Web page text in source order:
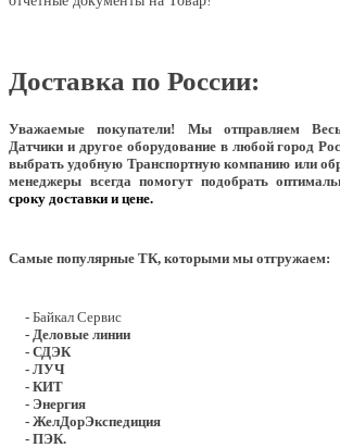
Доставка по России:
Уважаемые покупатели! Мы отправляем
Датчики и другое оборудование в любой город
выбрать удобную Транспортную компанию или
менеджеры всегда помогут подобрать
сроку доставки и цене.
Самые популярные ТК, которыми мы отгружаем:
- Байкал Сервис
- Деловые линии
- СДЭК
- ЛУЧ
- КИТ
- Энергия
- ЖелДорЭкспедиция
- ПЭК.